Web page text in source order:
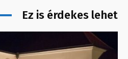
Ez is érdekes lehet